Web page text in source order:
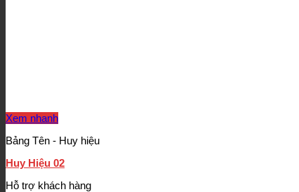
Xem nhanh
Bảng Tên - Huy hiệu
Huy Hiệu 02
Hỗ trợ khách hàng